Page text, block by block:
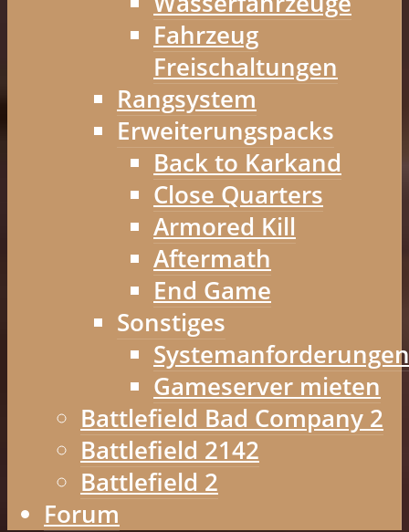
Fahrzeug
Freischaltungen
Rangsystem
Erweiterungspacks
Back to Karkand
Close Quarters
Armored Kill
Aftermath
End Game
Sonstiges
Systemanforderungen
Gameserver mieten
Battlefield Bad Company 2
Battlefield 2142
Battlefield 2
Forum